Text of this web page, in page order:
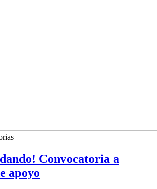
Convocatoria a
apoyo